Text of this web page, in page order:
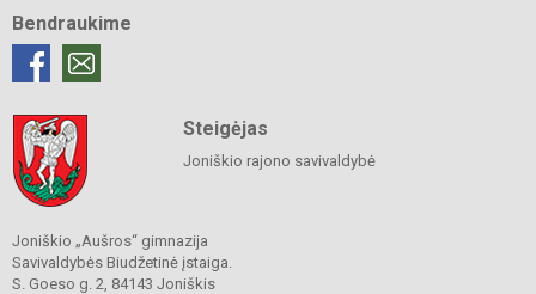
Bendraukime
Steigėjas
Joniškio rajono savivaldybė
Joniškio „Aušros“ gimnazija
Savivaldybės Biudžetinė įstaiga.
S. Goeso g. 2, 84143 Joniškis